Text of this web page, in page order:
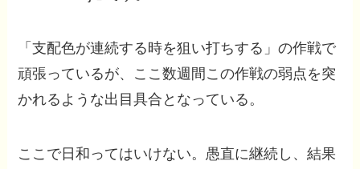
「支配色が連続する時を狙い打ちする」の作戦で
頑張っているが、ここ数週間この作戦の弱点を突
かれるような出目具合となっている。
ここで日和ってはいけない。愚直に継続し、結果